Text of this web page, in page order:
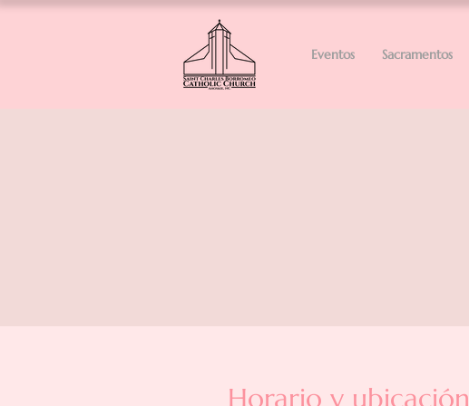
Eventos Sacramentos
Horario y ubicación